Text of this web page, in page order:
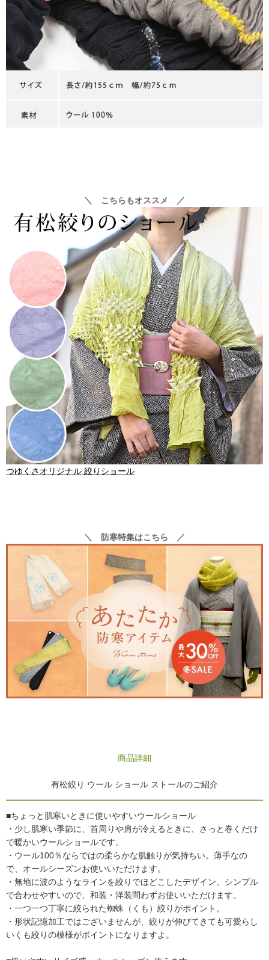
＼ こちらもオススメ ／
つゆくさオリジナル 絞りショール
＼ 防寒特集はこちら ／
商品詳細
有松絞り ウール ショール ストールのご紹介
■ちょっと肌寒いときに使いやすいウールショール
・少し肌寒い季節に、首周りや肩が冷えるときに、さっと巻くだけ
で暖かいウールショールです。
・ウール100％ならではの柔らかな肌触りが気持ちい。薄手なの
で、オールシーズンお使いいただけます。
・無地に波のようなラインを絞りでほどこしたデザイン。シンプル
で合わせやすいので、和装・洋装問わずお使いいただけます。
・一つ一つ丁寧に絞られた蜘蛛（くも）絞りがポイント。
・形状記憶加工ではございませんが、絞りが伸びてきても可愛らし
いくも絞りの模様がポイントになりますよ。